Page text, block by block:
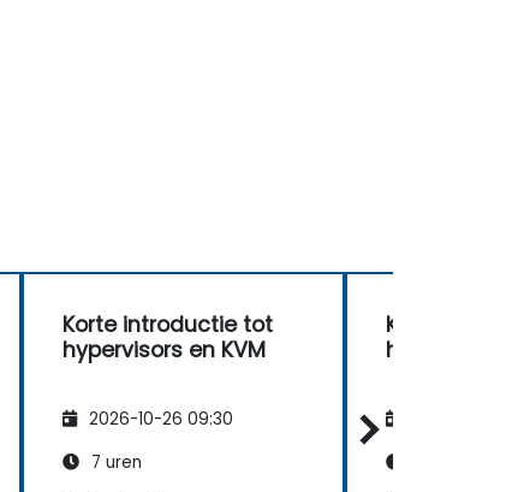
Korte introductie tot
hypervisors en KVM
2026-10-26 09:30
7 uren
Korte
hypervisors